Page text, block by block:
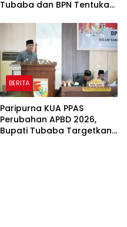
Tubaba dan BPN Tentukan
BERITA
Paripurna KUA PPAS
Perubahan APBD 2026,
Bupati Tubaba Targetkan